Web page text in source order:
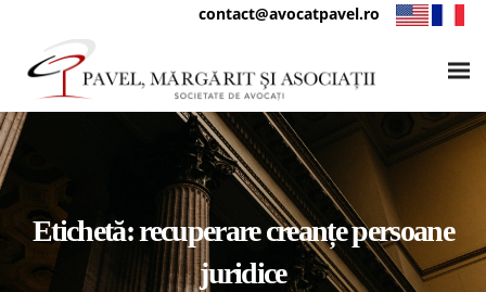
contact@avocatpavel.ro
Etichetă:recuperare creanțe persoane
juridice